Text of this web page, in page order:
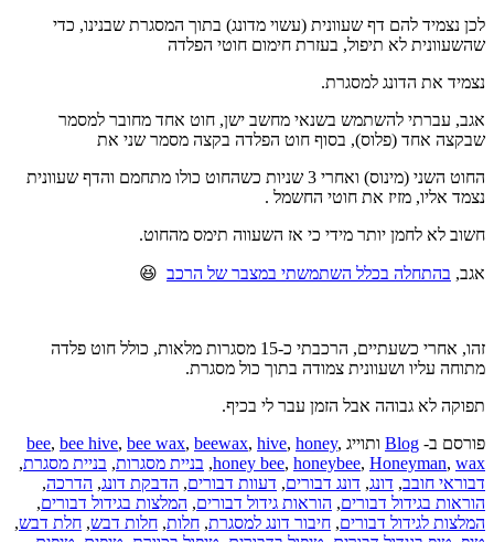
נצמיד להם דף שעוונית (עשוי מדונג) בתוך המסגרת שבנינו, כדי
לא תיפול, בעזרת חימום חוטי הפלדה
את הדונג למסגרת.
עברתי להשתמש בשנאי מחשב ישן, חוט אחד מחובר למסמר
אחד (פלוס), בסוף חוט הפלדה בקצה מסמר שני את
החוט השני (מינוס) ואחרי 3 שניות כשהחוט כולו מתחמם והדף שעוונית
אליו, מזיז את חוטי החשמל .
לא לחמן יותר מידי כי אז השעווה תימס מהחוט.
בהתחלה בכלל השתמשתי במצבר של הרכב😆
זהו, אחרי כשעתיים, הרכבתי כ-15 מסגרות מלאות, כולל חוט פלדה
עליו ושעוונית צמודה בתוך כול מסגרת.
לא גבוהה אבל הזמן עבר לי בכיף.
ב-Blogותוייג bee,bee hive,bee wax,beewax,hive,honey,
honey bee,honeybee,Honeyman,
,בניית מסגרות,בניית מסגרת,
חובב,דונג,דונג דבורים,דעוות דבורים,הדבקת דונג,הדרכה,
בגידול דבורים,הוראות גידול דבורים,המלצות בגידול דבורים,
לגידול דבורים,חיבור דונג למסגרת,חלות,חלות דבש,חלת דבש,